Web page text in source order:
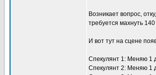
Возникает вопрос,
требуется махнуть
И вот тут на сцене
Спекулянт 1: Меняю 1
Спекулянт 2: Меняю 1